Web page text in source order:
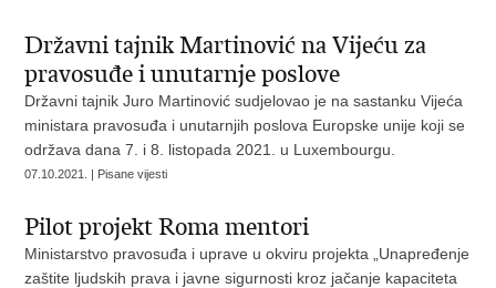
Državni tajnik Martinović na Vijeću za
pravosuđe i unutarnje poslove
Državni tajnik Juro Martinović sudjelovao je na sastanku Vijeća
ministara pravosuđa i unutarnjih poslova Europske unije koji se
održava dana 7. i 8. listopada 2021. u Luxembourgu.
07.10.2021. | Pisane vijesti
Pilot projekt Roma mentori
Ministarstvo pravosuđa i uprave u okviru projekta „Unapređenje
zaštite ljudskih prava i javne sigurnosti kroz jačanje kapaciteta